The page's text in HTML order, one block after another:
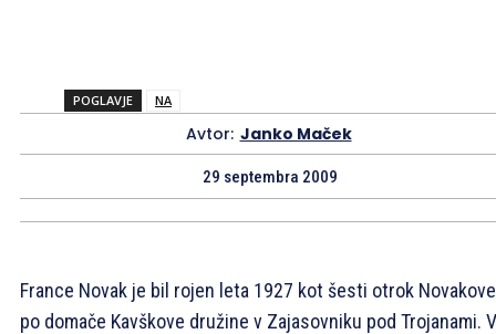
POGLAVJE NA
Avtor: Janko Maček
29 septembra 2009
France Novak je bil rojen leta 1927 kot šesti otrok
po domače Kavškove družine v Zajasovniku pod Trojanami. V